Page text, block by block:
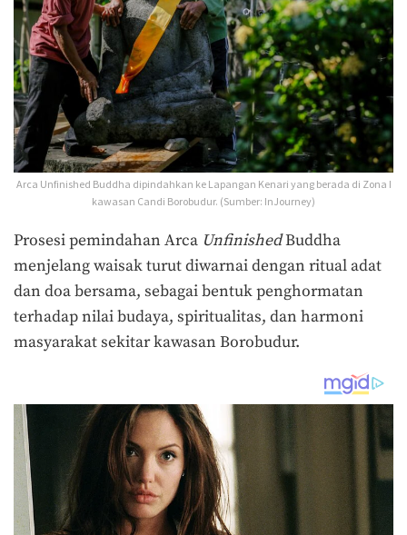
Arca Unfinished Buddha dipindahkan ke Lapangan Kenari yang berada di Zona I
kawasan Candi Borobudur. (Sumber: InJourney)
Prosesi pemindahan Arca UnfinishedBuddha
menjelang waisakturut diwarnai dengan ritual adat
dan doa bersama, sebagai bentuk penghormatan
terhadap nilai budaya, spiritualitas, dan harmoni
masyarakat sekitar kawasan Borobudur.